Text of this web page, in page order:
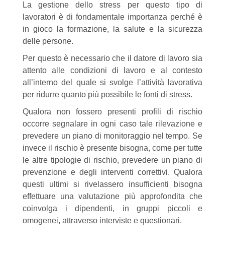
La gestione dello stress per questo tipo di
lavoratori è di fondamentale importanza perché è
in gioco la formazione, la salute e la sicurezza
delle persone.
Per questo è necessario che il datore di lavoro sia
attento alle condizioni di lavoro e al contesto
all’interno del quale si svolge l’attività lavorativa
per ridurre quanto più possibile le fonti di stress.
Qualora non fossero presenti profili di rischio
occorre segnalare in ogni caso tale rilevazione e
prevedere un piano di monitoraggio nel tempo. Se
invece il rischio è presente bisogna, come per tutte
le altre tipologie di rischio, prevedere un piano di
prevenzione e degli interventi correttivi. Qualora
questi ultimi si rivelassero insufficienti bisogna
effettuare una valutazione più approfondita che
coinvolga i dipendenti, in gruppi piccoli e
omogenei, attraverso interviste e questionari.